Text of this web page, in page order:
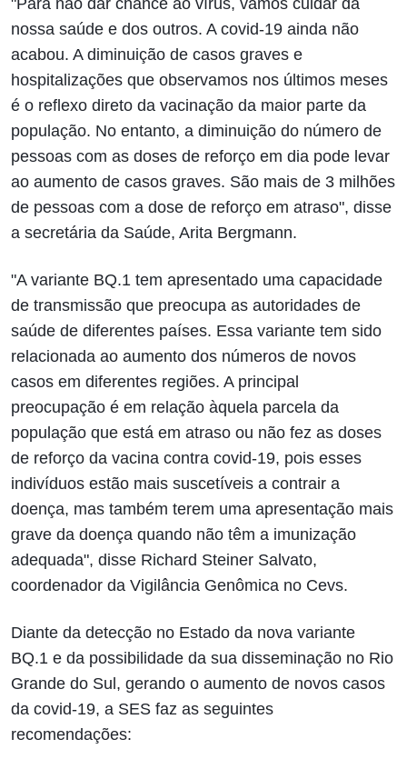
nossa saúde e dos outros. A covid-19 ainda não
acabou. A diminuição de casos graves e
hospitalizações que observamos nos últimos meses
é o reflexo direto da vacinação da maior parte da
população. No entanto, a diminuição do número de
pessoas com as doses de reforço em dia pode levar
ao aumento de casos graves. São mais de 3 milhões
de pessoas com a dose de reforço em atraso", disse
a secretária da Saúde, Arita Bergmann.
"A variante BQ.1 tem apresentado uma capacidade
de transmissão que preocupa as autoridades de
saúde de diferentes países. Essa variante tem sido
relacionada ao aumento dos números de novos
casos em diferentes regiões. A principal
preocupação é em relação àquela parcela da
população que está em atraso ou não fez as doses
de reforço da vacina contra covid-19, pois esses
indivíduos estão mais suscetíveis a contrair a
doença, mas também terem uma apresentação mais
grave da doença quando não têm a imunização
adequada", disse Richard Steiner Salvato,
coordenador da Vigilância Genômica no Cevs.
Diante da detecção no Estado da nova variante
BQ.1 e da possibilidade da sua disseminação no Rio
Grande do Sul, gerando o aumento de novos casos
da covid-19, a SES faz as seguintes
recomendações: